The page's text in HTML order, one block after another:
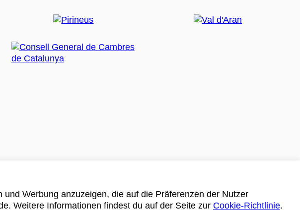
Werbung anzuzeigen, die auf die Präferenzen der Nutzer
Weitere Informationen findest du auf der Seite zur Cookie-Richtlinie.